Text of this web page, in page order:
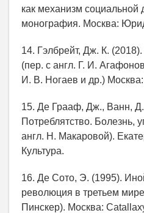
как механизм социальной
монография. Москва:
14. Гэлбрейт, Дж. К.
(пер. с англ. Г. И.
И. В. Ногаев и др.)
15. Де Грааф, Дж., Ванн,
Потреблятство. Болезнь,
англ. Н. Макаровой).
Культура.
16. Де Сото, Э. (1995).
революция в третьем
Пинскер). Москва: